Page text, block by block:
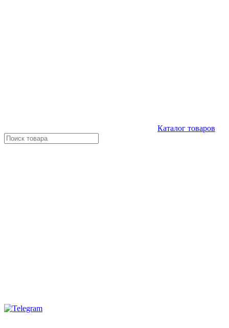
Каталог товаров